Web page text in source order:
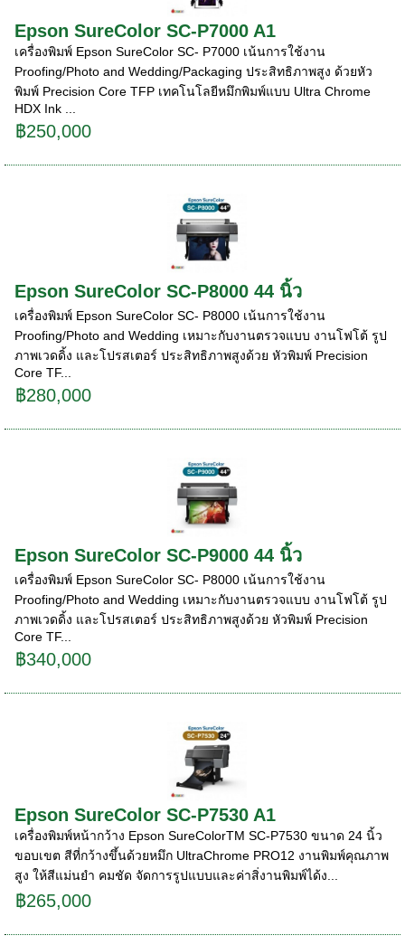
Epson SureColor SC-P7000 A1
เครื่องพิมพ์ Epson SureColor SC- P7000 เน้นการใช้งาน
Proofing/Photo and Wedding/Packaging ประสิทธิภาพสูง ด้วยหัว
พิมพ์ Precision Core TFP เทคโนโลยีหมึกพิมพ์แบบ Ultra Chrome
HDX Ink ...
฿250,000
Epson SureColor SC-P8000 44 นิ้ว
เครื่องพิมพ์ Epson SureColor SC- P8000 เน้นการใช้งาน
Proofing/Photo and Wedding เหมาะกับงานตรวจแบบ งานโฟโต้ รูป
ภาพเวดดิ้ง และโปรสเตอร์ ประสิทธิภาพสูงด้วย หัวพิมพ์ Precision
Core TF...
฿280,000
Epson SureColor SC-P9000 44 นิ้ว
เครื่องพิมพ์ Epson SureColor SC- P8000 เน้นการใช้งาน
Proofing/Photo and Wedding เหมาะกับงานตรวจแบบ งานโฟโต้ รูป
ภาพเวดดิ้ง และโปรสเตอร์ ประสิทธิภาพสูงด้วย หัวพิมพ์ Precision
Core TF...
฿340,000
Epson SureColor SC-P7530 A1
เครื่องพิมพ์หน้ากว้าง Epson SureColorTM SC-P7530 ขนาด 24 นิ้ว
ขอบเขต สีที่กว้างขึ้นด้วยหมึก UltraChrome PRO12 งานพิมพ์คุณภาพ
สูง ให้สีแม่นยํา คมชัด จัดการรูปแบบและค่าสิ่งานพิมพ์ได้ง...
฿265,000